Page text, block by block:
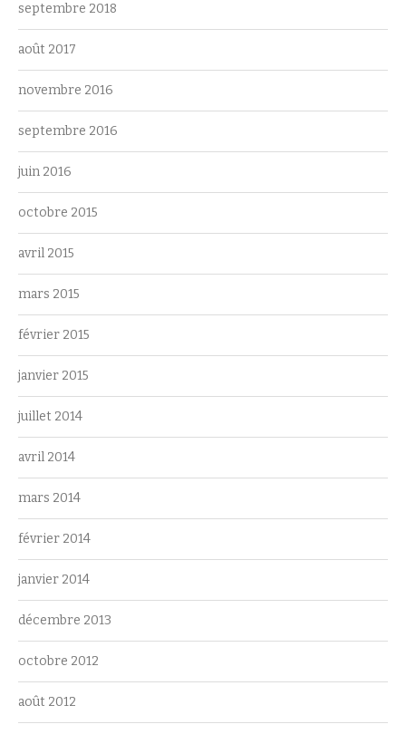
septembre 2018
août 2017
novembre 2016
septembre 2016
juin 2016
octobre 2015
avril 2015
mars 2015
février 2015
janvier 2015
juillet 2014
avril 2014
mars 2014
février 2014
janvier 2014
décembre 2013
octobre 2012
août 2012